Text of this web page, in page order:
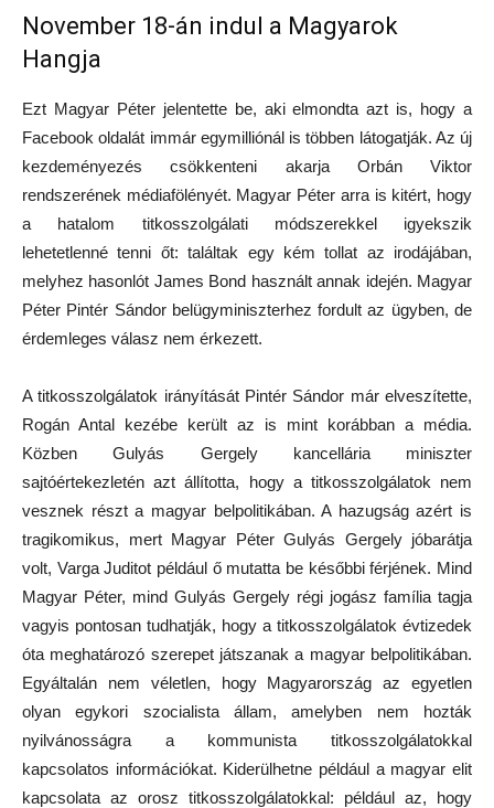
November 18-án indul a Magyarok
Hangja
Ezt Magyar Péter jelentette be, aki elmondta azt is, hogy a
Facebook oldalát immár egymilliónál is többen látogatják. Az új
kezdeményezés csökkenteni akarja Orbán Viktor
rendszerének médiafölényét. Magyar Péter arra is kitért, hogy
a hatalom titkosszolgálati módszerekkel igyekszik
lehetetlenné tenni őt: találtak egy kém tollat az irodájában,
melyhez hasonlót James Bond használt annak idején. Magyar
Péter Pintér Sándor belügyminiszterhez fordult az ügyben, de
érdemleges válasz nem érkezett.
A titkosszolgálatok irányítását Pintér Sándor már elveszítette,
Rogán Antal kezébe került az is mint korábban a média.
Közben Gulyás Gergely kancellária miniszter
sajtóértekezletén azt állította, hogy a titkosszolgálatok nem
vesznek részt a magyar belpolitikában. A hazugság azért is
tragikomikus, mert Magyar Péter Gulyás Gergely jóbarátja
volt, Varga Juditot például ő mutatta be későbbi férjének. Mind
Magyar Péter, mind Gulyás Gergely régi jogász família tagja
vagyis pontosan tudhatják, hogy a titkosszolgálatok évtizedek
óta meghatározó szerepet játszanak a magyar belpolitikában.
Egyáltalán nem véletlen, hogy Magyarország az egyetlen
olyan egykori szocialista állam, amelyben nem hozták
nyilvánosságra a kommunista titkosszolgálatokkal
kapcsolatos információkat. Kiderülhetne például a magyar elit
kapcsolata az orosz titkosszolgálatokkal: például az, hogy